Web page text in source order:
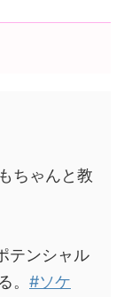
ちゃんと教
テンシャル
。 #ソケ